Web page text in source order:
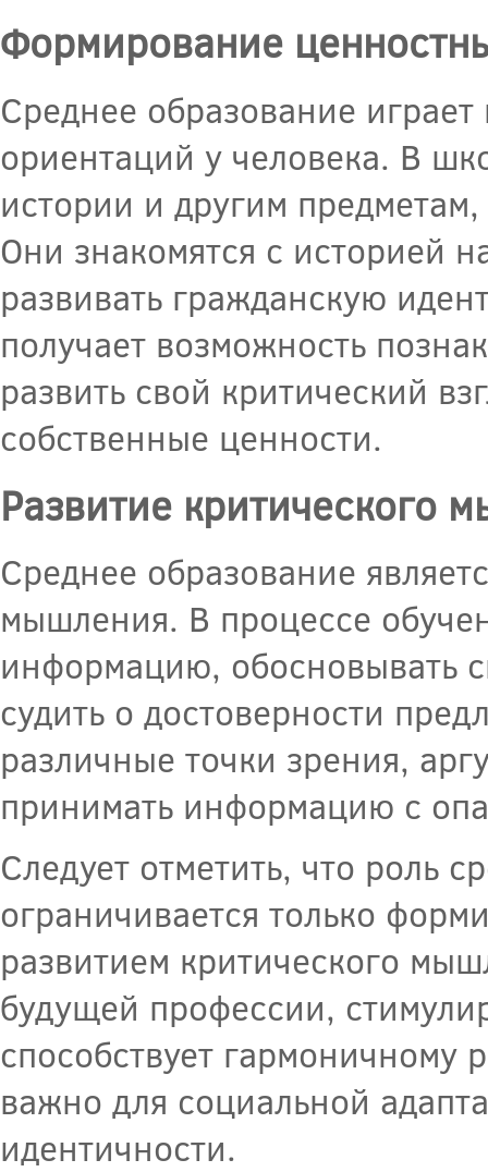
Формирование
Среднее образование
ориентаций у человека. В
истории и другим
Они знакомятся с историей
развивать гражданскую
получает возможность
развить свой критический
собственные ценности.
Развитие критического
Среднее образование
мышления. В процессе
информацию, обосновывать
судить о достоверности
различные точки зрения,
принимать информацию с
Следует отметить, что роль
ограничивается только
развитием критического
будущей профессии,
способствует гармоничному
важно для социальной
идентичности.